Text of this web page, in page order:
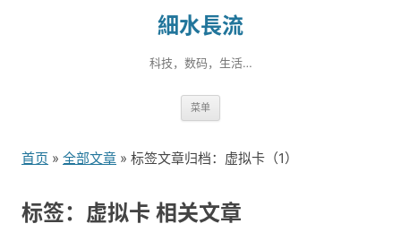
細水長流
科技，数码，生活…
菜单
到
首页 » 全部文章 » 标签文章归档：虚拟卡（1）
标签：虚拟卡 相关文章